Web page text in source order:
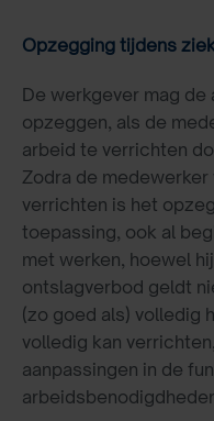
Opzegging tijdens
De werkgever mag
opzeggen, als de
arbeid te verrichten
Zodra de medewerker
verrichten is het
toepassing, ook al
met werken, hoewel
ontslagverbod geldt
(zo goed als) volledig
volledig kan
aanpassingen in de